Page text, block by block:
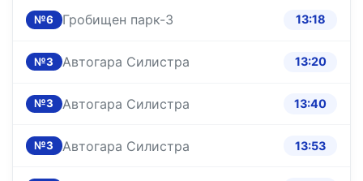
№6 Гробищен парк-3 13:18
№3 Автогара Силистра 13:20
№3 Автогара Силистра 13:40
№3 Автогара Силистра 13:53